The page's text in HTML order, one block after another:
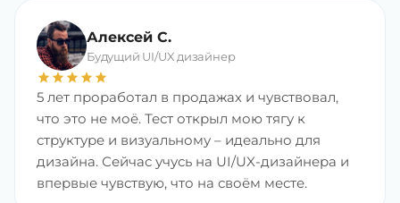
Алексей С.
Будущий UI/UX дизайнер
star star star star star
5 лет проработал в продажах и чувствовал,
что это не моё. Тест открыл мою тягу к
структуре и визуальному – идеально для
дизайна. Сейчас учусь на UI/UX-дизайнера и
впервые чувствую, что на своём месте.